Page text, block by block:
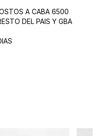
A CABA 6500
DEL PAIS Y GBA